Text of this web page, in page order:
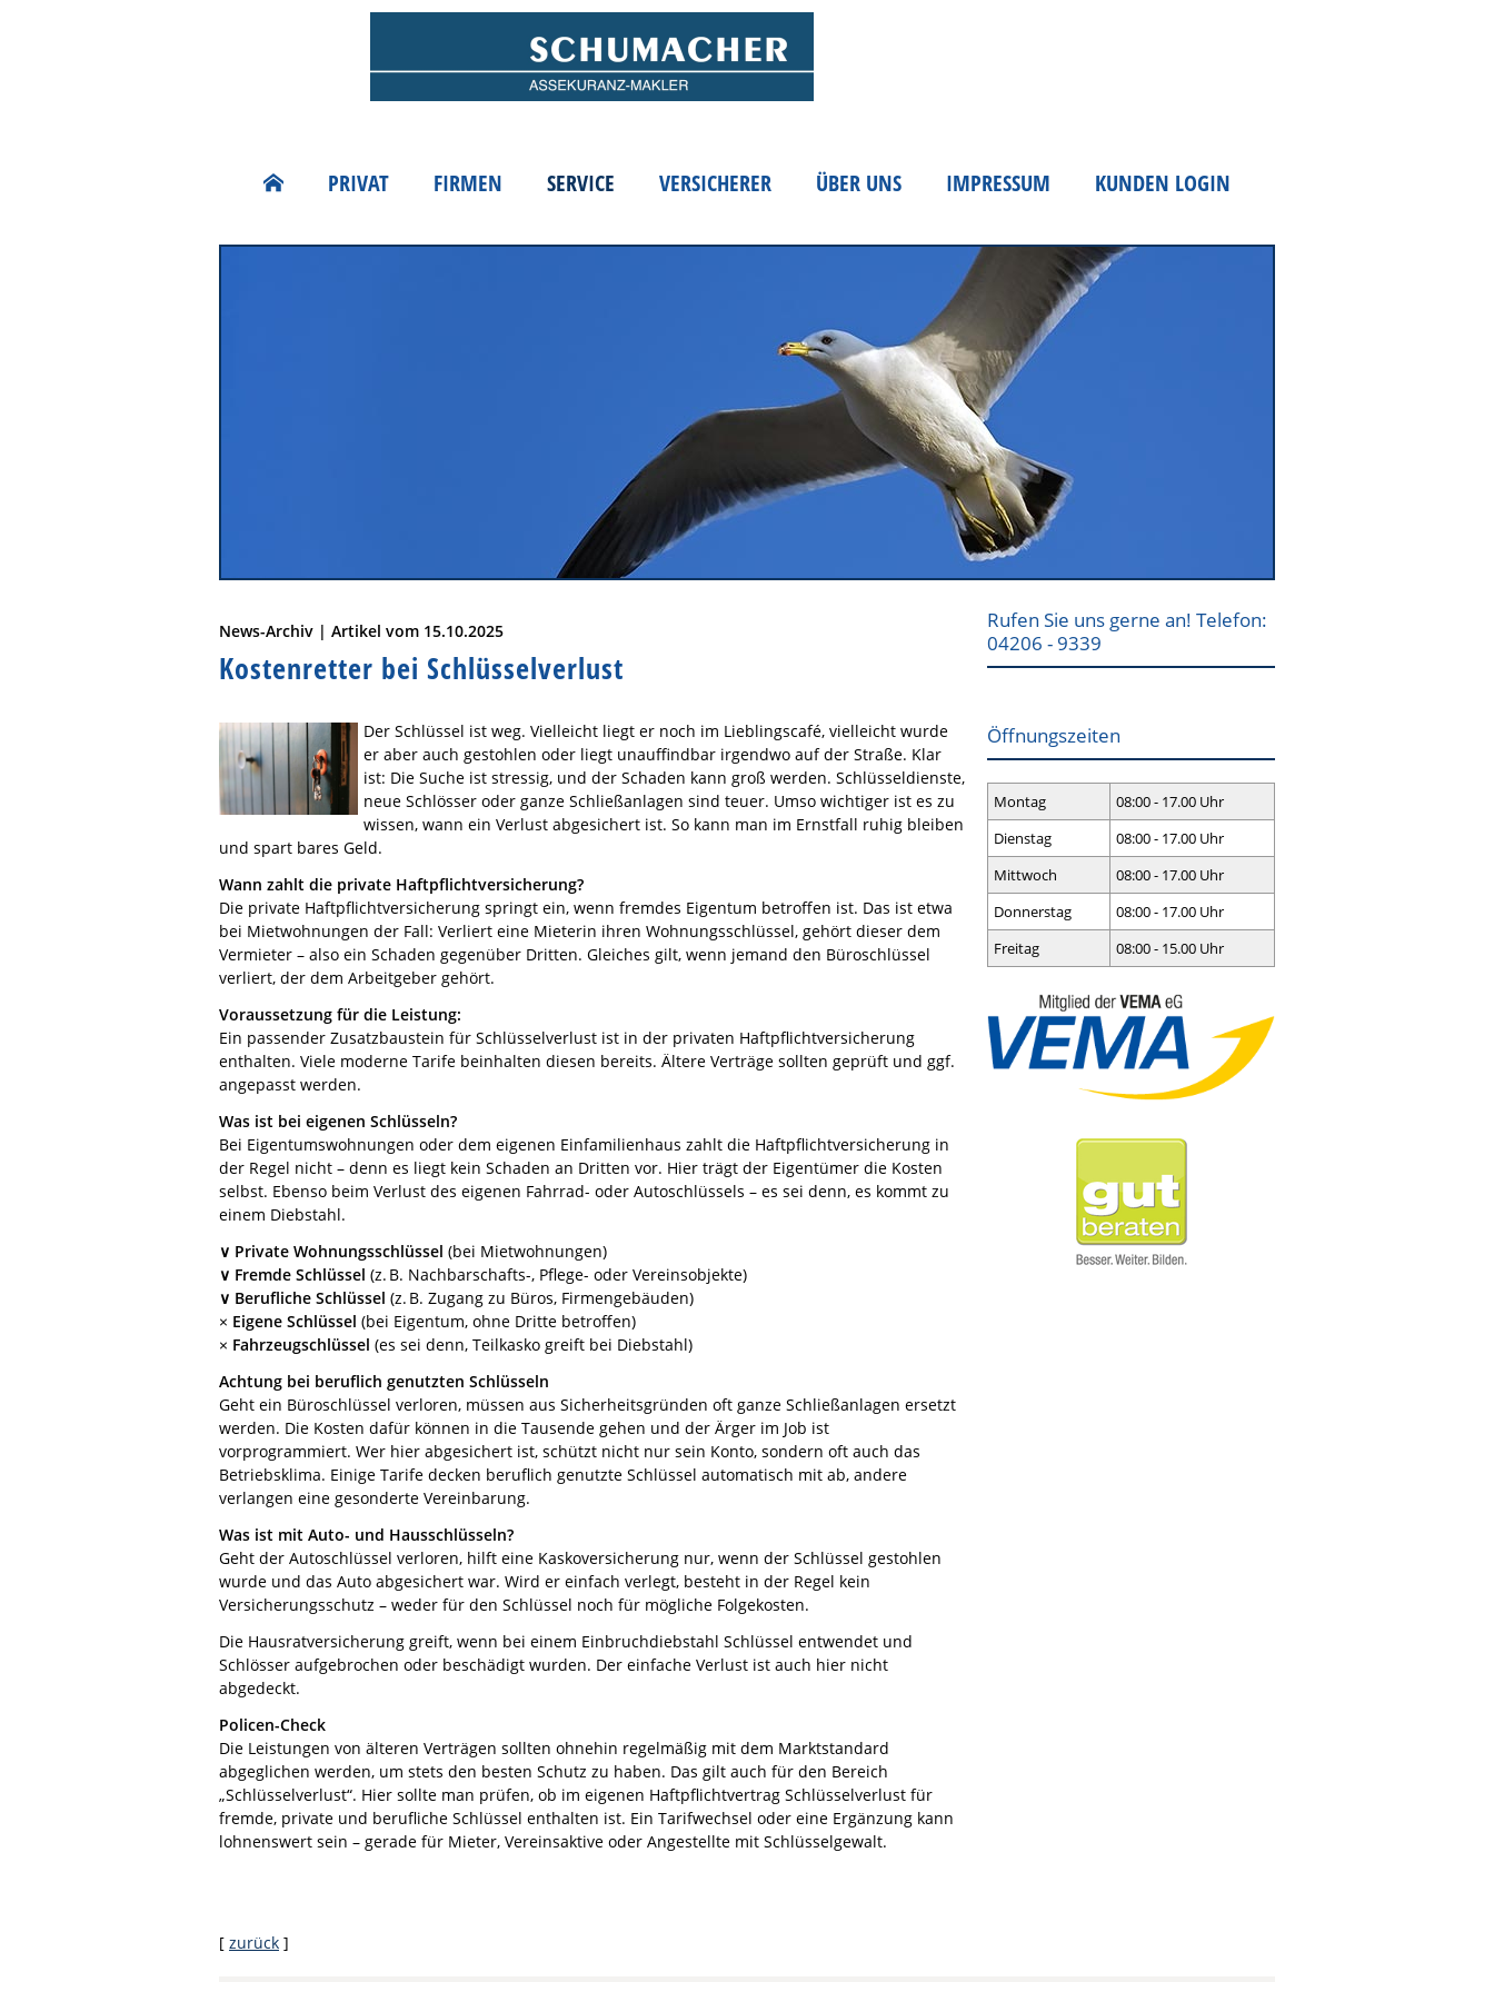
PRIVAT FIRMEN SERVICE VERSICHERER ÜBER UNS IMPRESSUM KUNDEN LOGIN
Rufen Sie uns gerne an! Telefon:
04206 - 9339
Öffnungszeiten
Montag
08:00 - 17.00 Uhr
Dienstag
08:00 - 17.00 Uhr
Mittwoch
08:00 - 17.00 Uhr
Donnerstag
08:00 - 17.00 Uhr
Freitag
08:00 - 15.00 Uhr
News-Archiv | Artikel vom 15.10.2025
Kostenretter bei Schlüsselverlust
Der Schlüssel ist weg. Vielleicht liegt er noch im Lieblingscafé, vielleicht wurde
er aber auch gestohlen oder liegt unauffindbar irgendwo auf der Straße. Klar
ist: Die Suche ist stressig, und der Schaden kann groß werden. Schlüsseldienste,
neue Schlösser oder ganze Schließanlagen sind teuer. Umso wichtiger ist es zu
wissen, wann ein Verlust abgesichert ist. So kann man im Ernstfall ruhig bleiben
und spart bares Geld.
Wann zahlt die private Haftpflichtversicherung?
Die private Haftpflichtversicherung springt ein, wenn fremdes Eigentum betroffen ist. Das ist etwa
bei Mietwohnungen der Fall: Verliert eine Mieterin ihren Wohnungsschlüssel, gehört dieser dem
Vermieter – also ein Schaden gegenüber Dritten. Gleiches gilt, wenn jemand den Büroschlüssel
verliert, der dem Arbeitgeber gehört.
Voraussetzung für die Leistung:
Ein passender Zusatzbaustein für Schlüsselverlust ist in der privaten Haftpflichtversicherung
enthalten. Viele moderne Tarife beinhalten diesen bereits. Ältere Verträge sollten geprüft und ggf.
angepasst werden.
Was ist bei eigenen Schlüsseln?
Bei Eigentumswohnungen oder dem eigenen Einfamilienhaus zahlt die Haftpflichtversicherung in
der Regel nicht – denn es liegt kein Schaden an Dritten vor. Hier trägt der Eigentümer die Kosten
selbst. Ebenso beim Verlust des eigenen Fahrrad- oder Autoschlüssels – es sei denn, es kommt zu
einem Diebstahl.
∨ Private Wohnungsschlüssel (bei Mietwohnungen)
∨ Fremde Schlüssel (z. B. Nachbarschafts-, Pflege- oder Vereinsobjekte)
∨ Berufliche Schlüssel (z. B. Zugang zu Büros, Firmengebäuden)
× Eigene Schlüssel (bei Eigentum, ohne Dritte betroffen)
× Fahrzeugschlüssel (es sei denn, Teilkasko greift bei Diebstahl)
Achtung bei beruflich genutzten Schlüsseln
Geht ein Büroschlüssel verloren, müssen aus Sicherheitsgründen oft ganze Schließanlagen ersetzt
werden. Die Kosten dafür können in die Tausende gehen und der Ärger im Job ist
vorprogrammiert. Wer hier abgesichert ist, schützt nicht nur sein Konto, sondern oft auch das
Betriebsklima. Einige Tarife decken beruflich genutzte Schlüssel automatisch mit ab, andere
verlangen eine gesonderte Vereinbarung.
Was ist mit Auto- und Hausschlüsseln?
Geht der Autoschlüssel verloren, hilft eine Kaskoversicherung nur, wenn der Schlüssel gestohlen
wurde und das Auto abgesichert war. Wird er einfach verlegt, besteht in der Regel kein
Versicherungsschutz – weder für den Schlüssel noch für mögliche Folgekosten.
Die Hausratversicherung greift, wenn bei einem Einbruchdiebstahl Schlüssel entwendet und
Schlösser aufgebrochen oder beschädigt wurden. Der einfache Verlust ist auch hier nicht
abgedeckt.
Policen-Check
Die Leistungen von älteren Verträgen sollten ohnehin regelmäßig mit dem Marktstandard
abgeglichen werden, um stets den besten Schutz zu haben. Das gilt auch für den Bereich
„Schlüsselverlust“. Hier sollte man prüfen, ob im eigenen Haftpflichtvertrag Schlüsselverlust für
fremde, private und berufliche Schlüssel enthalten ist. Ein Tarifwechsel oder eine Ergänzung kann
lohnenswert sein – gerade für Mieter, Vereinsaktive oder Angestellte mit Schlüsselgewalt.
[ zurück ]